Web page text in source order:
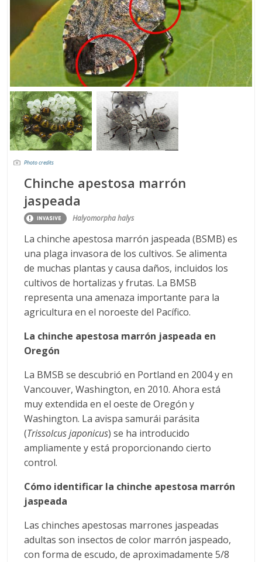
Photo credits
Chinche apestosa marrón
jaspeada
Halyomorpha halys
La chinche apestosa marrón jaspeada (BSMB) es
una plaga invasora de los cultivos. Se alimenta
de muchas plantas y causa daños, incluidos los
cultivos de hortalizas y frutas. La BMSB
representa una amenaza importante para la
agricultura en el noroeste del Pacífico.
La chinche apestosa marrón jaspeada en
Oregón
La BMSB se descubrió en Portland en 2004 y en
Vancouver, Washington, en 2010. Ahora está
muy extendida en el oeste de Oregón y
Washington. La avispa samurái parásita
(Trissolcus japonicus) se ha introducido
ampliamente y está proporcionando cierto
control.
Cómo identificar la chinche apestosa marrón
jaspeada
Las chinches apestosas marrones jaspeadas
adultas son insectos de color marrón jaspeado,
con forma de escudo, de aproximadamente 5/8